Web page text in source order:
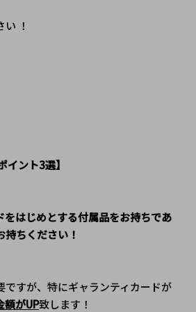
！
イント3選】
はじめとする付属品をお持ちであ
ちください！
ですが、特にギャランティカードが
額がUP致します！